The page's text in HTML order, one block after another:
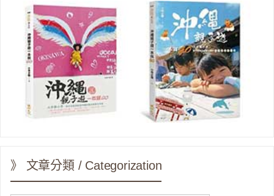
》 文章分類 / Categorization